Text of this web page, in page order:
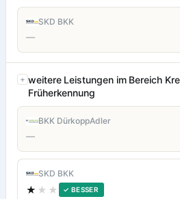
SKD BKK
—
weitere Leistungen im Bereich
Früherkennung
BKK DürkoppAdler
—
SKD BKK
★ ★★ ✓ BESSER